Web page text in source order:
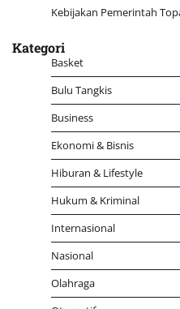
Kebijakan Pemerintah
Kategori
Basket
Bulu Tangkis
Business
Ekonomi & Bisnis
Hiburan & Lifestyle
Hukum & Kriminal
Internasional
Nasional
Olahraga